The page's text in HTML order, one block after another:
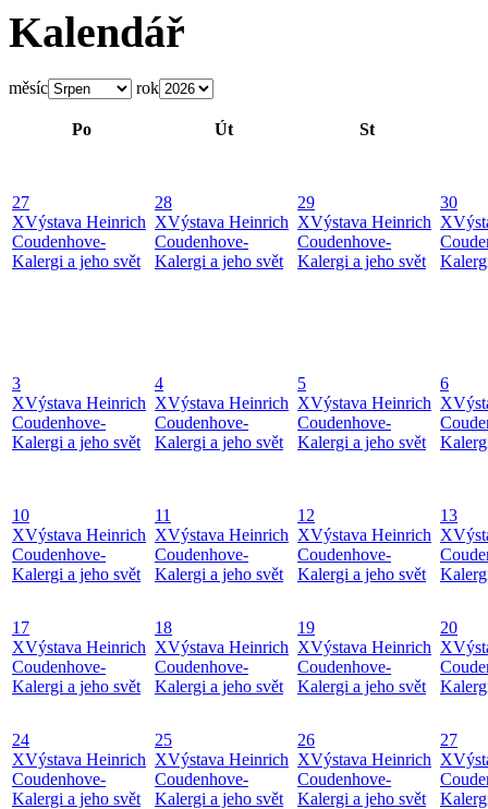
Kalendář
měsíc rok
Po Út St
27
XVýstava Heinrich
Coudenhove-
Kalergi a jeho svět
28
XVýstava Heinrich
Coudenhove-
Kalergi a jeho svět
29
XVýstava Heinrich
Coudenhove-
Kalergi a jeho svět
30
X
3
XVýstava Heinrich
Coudenhove-
Kalergi a jeho svět
4
XVýstava Heinrich
Coudenhove-
Kalergi a jeho svět
5
XVýstava Heinrich
Coudenhove-
Kalergi a jeho svět
6
X
10
XVýstava Heinrich
Coudenhove-
Kalergi a jeho svět
11
XVýstava Heinrich
Coudenhove-
Kalergi a jeho svět
12
XVýstava Heinrich
Coudenhove-
Kalergi a jeho svět
13
X
17
XVýstava Heinrich
Coudenhove-
Kalergi a jeho svět
18
XVýstava Heinrich
Coudenhove-
Kalergi a jeho svět
19
XVýstava Heinrich
Coudenhove-
Kalergi a jeho svět
20
X
24
XVýstava Heinrich
Coudenhove-
Kalergi a jeho svět
25
XVýstava Heinrich
Coudenhove-
Kalergi a jeho svět
26
XVýstava Heinrich
Coudenhove-
Kalergi a jeho svět
27
X